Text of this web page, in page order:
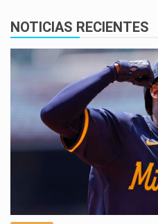
NOTICIAS RECIENTES